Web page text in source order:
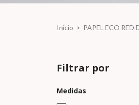
Inicio > PAPEL ECO RED
Filtrar por
Medidas